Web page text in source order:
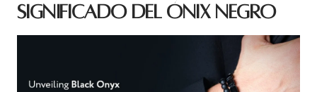
SIGNIFICADO DEL ÓNIX NEGRO